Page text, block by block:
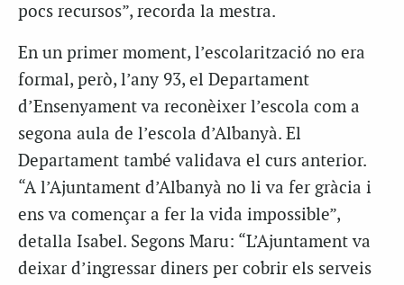
pocs recursos”, recorda la mestra.
En un primer moment, l’escolarització no era
formal, però, l’any 93, el Departament
d’Ensenyament va reconèixer l’escola com a
segona aula de l’escola d’Albanyà. El
Departament també validava el curs anterior.
“A l’Ajuntament d’Albanyà no li va fer gràcia i
ens va començar a fer la vida impossible”,
detalla Isabel. Segons Maru: “L’Ajuntament va
deixar d’ingressar diners per cobrir els serveis